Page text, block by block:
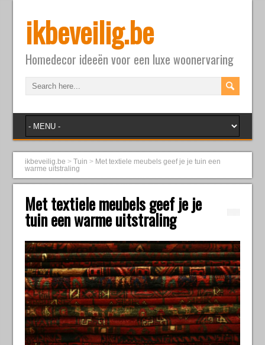
ikbeveilig.be
Homedecor ideeën voor een luxe woonervaring
ikbeveilig.be >Tuin > Met textiele meubels geef je je tuin een
warme uitstraling
Met textiele meubels geef je je
tuin een warme uitstraling